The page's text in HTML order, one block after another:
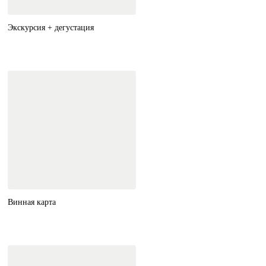
Экскурсия + дегустация
Винная карта